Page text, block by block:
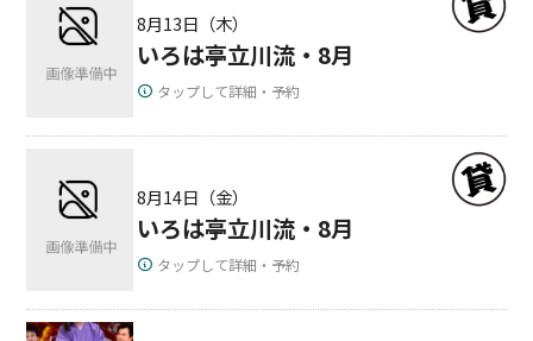
8月13日（木）
いろは亭立川流・8月
タップして詳細・予約
8月14日（金）
いろは亭立川流・8月
タップして詳細・予約